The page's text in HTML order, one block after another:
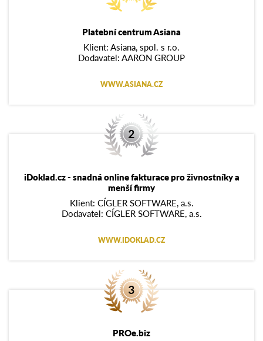
Platební centrum Asiana
Klient: Asiana, spol. s r.o.
Dodavatel: AARON GROUP
WWW.ASIANA.CZ
iDoklad.cz - snadná online fakturace pro živnostníky a
menší firmy
Klient: CÍGLER SOFTWARE, a.s.
Dodavatel: CÍGLER SOFTWARE, a.s.
WWW.IDOKLAD.CZ
PROe.biz